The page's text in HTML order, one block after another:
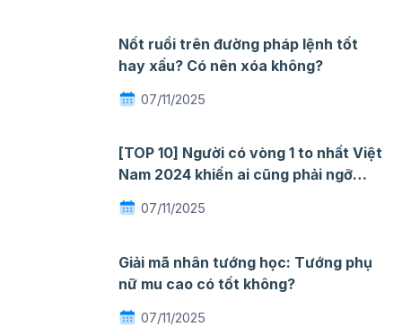
Nốt ruồi trên đường pháp lệnh tốt
hay xấu? Có nên xóa không?
07/11/2025
[TOP 10] Người có vòng 1 to nhất Việt
Nam 2024 khiến ai cũng phải ngỡ
ngàng mê đắm
07/11/2025
Giải mã nhân tướng học: Tướng phụ
nữ mu cao có tốt không?
07/11/2025